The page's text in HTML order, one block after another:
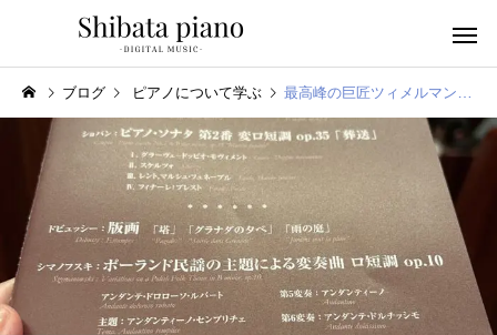
幼児音感レッスン
小・中・高・
ッスン
ブログ ピアノについて学ぶ 最高峰の巨匠ツィメルマンのリサイタル2023